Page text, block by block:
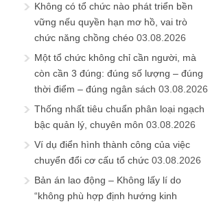
Không có tổ chức nào phát triển bền
vững nếu quyền hạn mơ hồ, vai trò
chức năng chồng chéo 03.08.2026
Một tổ chức không chỉ cần người, mà
còn cần 3 đúng: đúng số lượng – đúng
thời điểm – đúng ngân sách 03.08.2026
Thống nhất tiêu chuẩn phân loại ngạch
bậc quản lý, chuyên môn 03.08.2026
Ví dụ điển hình thành công của việc
chuyển đổi cơ cấu tổ chức 03.08.2026
Bản án lao động – Không lấy lí do
“không phù hợp định hướng kinh